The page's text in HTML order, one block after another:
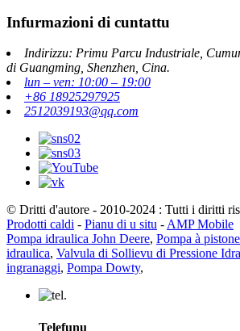
Infurmazioni di cuntattu
Indirizzu: Primu Parcu Industriale,
di Guangming, Shenzhen, Cina.
lun – ven: 10:00 – 19:00
+86 18925297925
2512039193@qq.com
© Dritti d'autore - 2010-2024 : Tutti i diritti
Prodotti caldi - Pianu di u situ - AMP Mobile
Pompa idraulica John Deere, Pompa à
idraulica, Valvula di Sollievu di Pressione
ingranaggi, Pompa Dowty,
Telefunu